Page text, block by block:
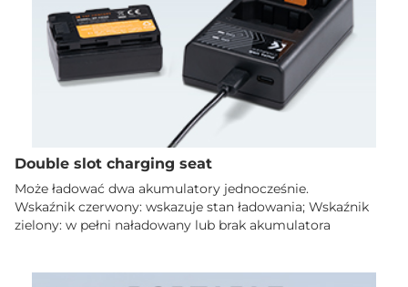
Double slot charging seat
Może ładować dwa akumulatory jednocześnie.
Wskaźnik czerwony: wskazuje stan ładowania; Wskaźnik
zielony: w pełni naładowany lub brak akumulatora